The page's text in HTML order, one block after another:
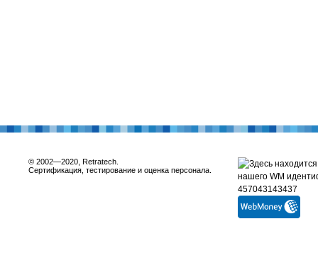
© 2002—2020, Retratech.
Сертификация, тестирование и оценка персонала.